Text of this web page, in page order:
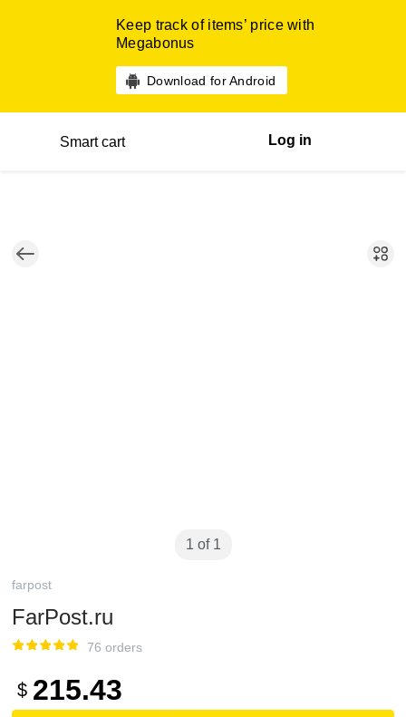
Keep track of items’ price with
Megabonus
Download for Android
Smart cart Log in
1 of 1
farpost
FarPost.ru
76 orders
$ 215.43